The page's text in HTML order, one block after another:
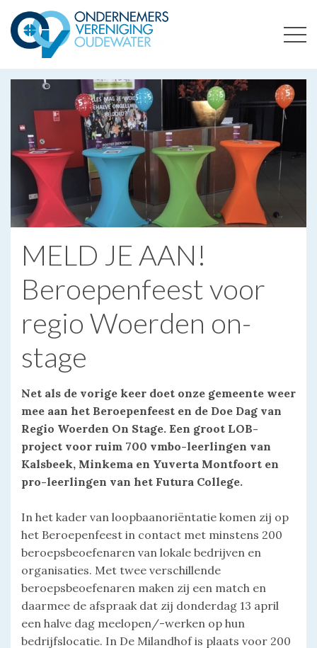
ONDERNEMERSVERENIGING OUDEWATER
MELD JE AAN!
Beroepenfeest voor
regio Woerden on-
stage
Net als de vorige keer doet onze gemeente weer
mee aan het Beroepenfeest en de Doe Dag van
Regio Woerden On Stage. Een groot LOB-
project voor ruim 700 vmbo-leerlingen van
Kalsbeek, Minkema en Yuverta Montfoort en
pro-leerlingen van het Futura College.
In het kader van loopbaanoriëntatie komen zij op
het Beroepenfeest in contact met minstens 200
beroepsbeoefenaren van lokale bedrijven en
organisaties. Met twee verschillende
beroepsbeoefenaren maken zij een match en
daarmee de afspraak dat zij donderdag 13 april
een halve dag meelopen/-werken op hun
bedrijfslocatie. In De Milandhof is plaats voor 200